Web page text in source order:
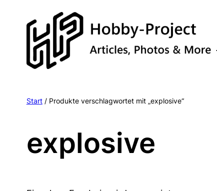
Inhalt
springen
Start/ Produkte verschlagwortet mit „explosive“
explosive